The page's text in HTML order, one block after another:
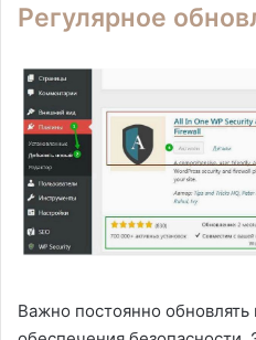
Регулярное
Важно постоянно обновлять